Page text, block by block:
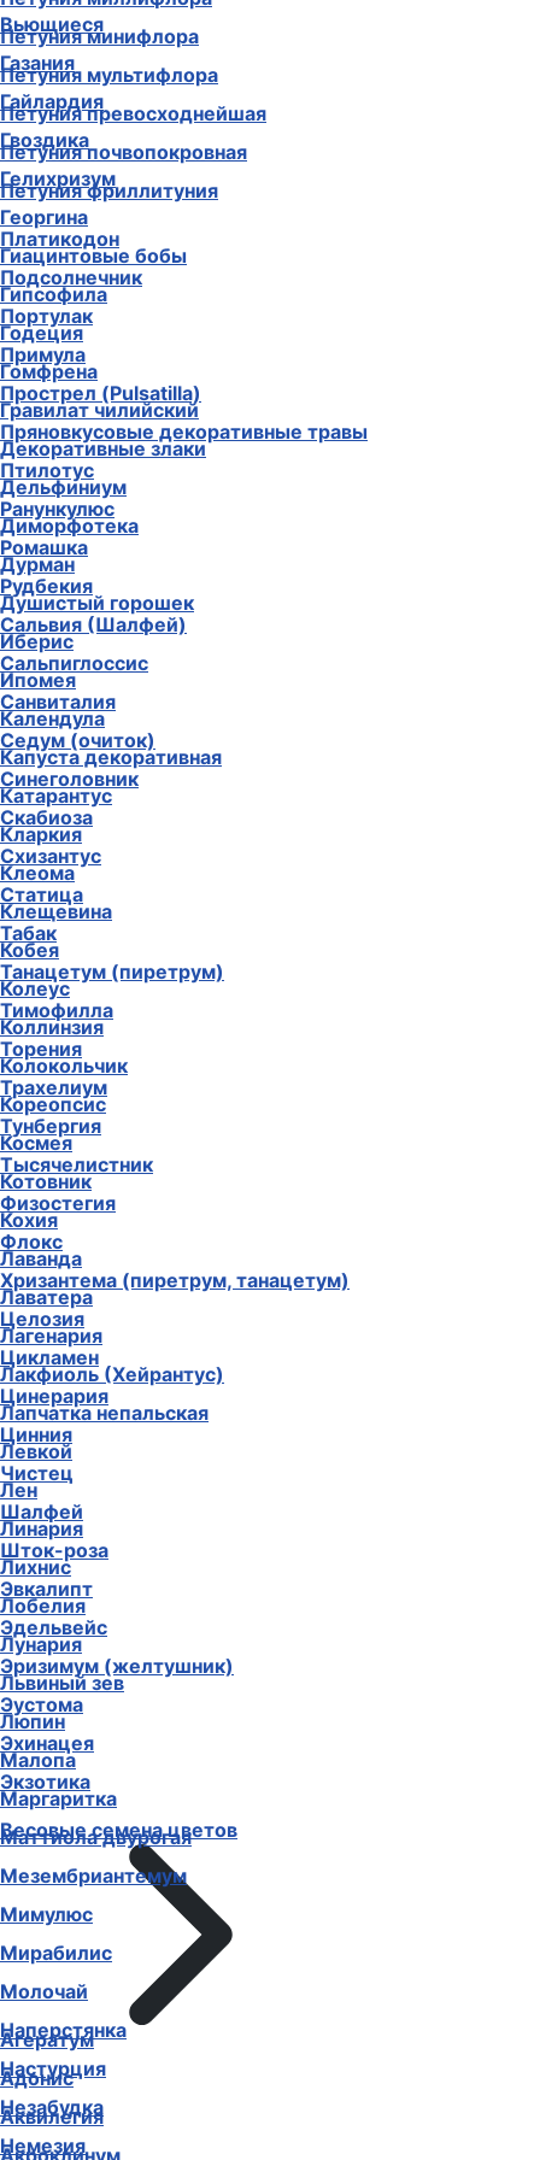
Петуния минифлора
Петуния мультифлора
Петуния превосходнейшая
Петуния почвопокровная
Петуния фриллитуния
Платикодон
Подсолнечник
Портулак
Примула
Прострел (Pulsatilla)
Пряновкусовые декоративные травы
Птилотус
Ранункулюс
Ромашка
Рудбекия
Сальвия (Шалфей)
Сальпиглоссис
Санвиталия
Седум (очиток)
Синеголовник
Скабиоза
Схизантус
Статица
Табак
Танацетум (пиретрум)
Тимофилла
Торения
Трахелиум
Тунбергия
Тысячелистник
Физостегия
Флокс
Хризантема (пиретрум, танацетум)
Целозия
Цикламен
Цинерария
Цинния
Чистец
Шалфей
Шток-роза
Эвкалипт
Эдельвейс
Эризимум (желтушник)
Эустома
Эхинацея
Экзотика
Весовые семена цветов
Агератум
Адонис
Аквилегия
Акроклинум
Вьющиеся
Газания
Гайлардия
Гвоздика
Гелихризум
Георгина
Гиацинтовые бобы
Гипсофила
Годеция
Гомфрена
Гравилат чилийский
Декоративные злаки
Дельфиниум
Диморфотека
Дурман
Душистый горошек
Иберис
Ипомея
Календула
Капуста декоративная
Катарантус
Кларкия
Клеома
Клещевина
Кобея
Колеус
Коллинзия
Колокольчик
Кореопсис
Космея
Котовник
Кохия
Лаванда
Лаватера
Лагенария
Лакфиоль (Хейрантус)
Лапчатка непальская
Левкой
Лен
Линария
Лихнис
Лобелия
Лунария
Львиный зев
Люпин
Малопа
Маргаритка
Маттиола двурогая
Мезембриантемум
Мимулюс
Мирабилис
Молочай
Наперстянка
Настурция
Незабудка
Немезия